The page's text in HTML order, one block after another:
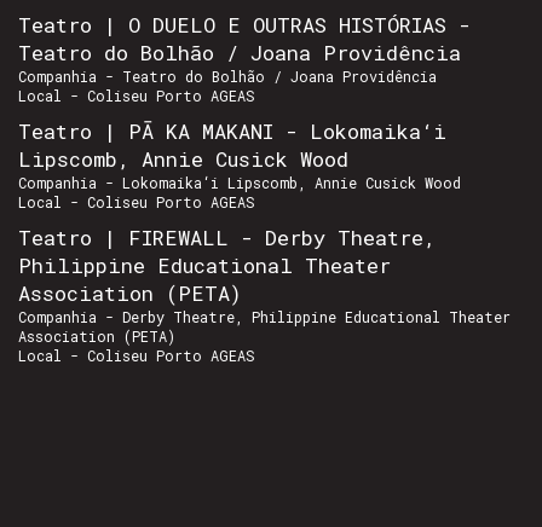
Teatro | O DUELO E OUTRAS HISTÓRIAS -
Teatro do Bolhão / Joana Providência
Companhia - Teatro do Bolhão / Joana Providência
Local - Coliseu Porto AGEAS
Teatro | PĀ KA MAKANI - Lokomaika‘i
Lipscomb, Annie Cusick Wood
Companhia - Lokomaika‘i Lipscomb, Annie Cusick Wood
Local - Coliseu Porto AGEAS
Teatro | FIREWALL - Derby Theatre,
Philippine Educational Theater
Association (PETA)
Companhia - Derby Theatre, Philippine Educational Theater
Association (PETA)
Local - Coliseu Porto AGEAS